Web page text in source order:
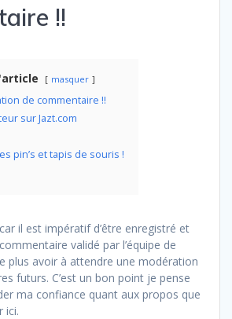
!!
masquer
de commentaire !!
sur Jazt.com
pin’s et tapis de souris !
il est impératif d’être enregistré et
validé par l’équipe de
plus avoir à attendre une modération
futurs. C’est un bon point je pense
ma confiance quant aux propos que
ici.